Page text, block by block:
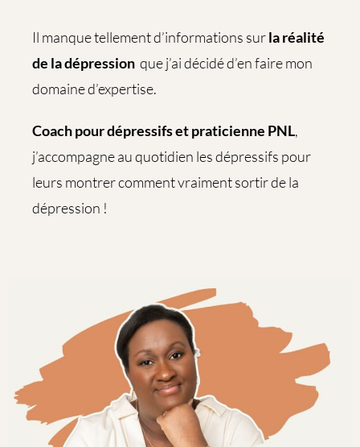
Il manque tellement d’informations surla réalité
de la dépression que j’ai décidé d’en faire mon
domaine d’expertise.
Coach pour dépressifs et praticienne PNL,
j’accompagne au quotidien les dépressifs pour
leurs montrer comment vraiment sortir de la
dépression !